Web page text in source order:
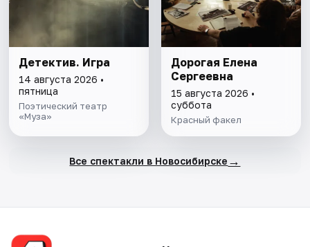
Детектив. Игра
14 августа 2026 •
пятница
Поэтический театр
«Муза»
Дорогая Елена
Сергеевна
15 августа 2026 •
суббота
Красный факел
Все спектакли в Новосибирске →